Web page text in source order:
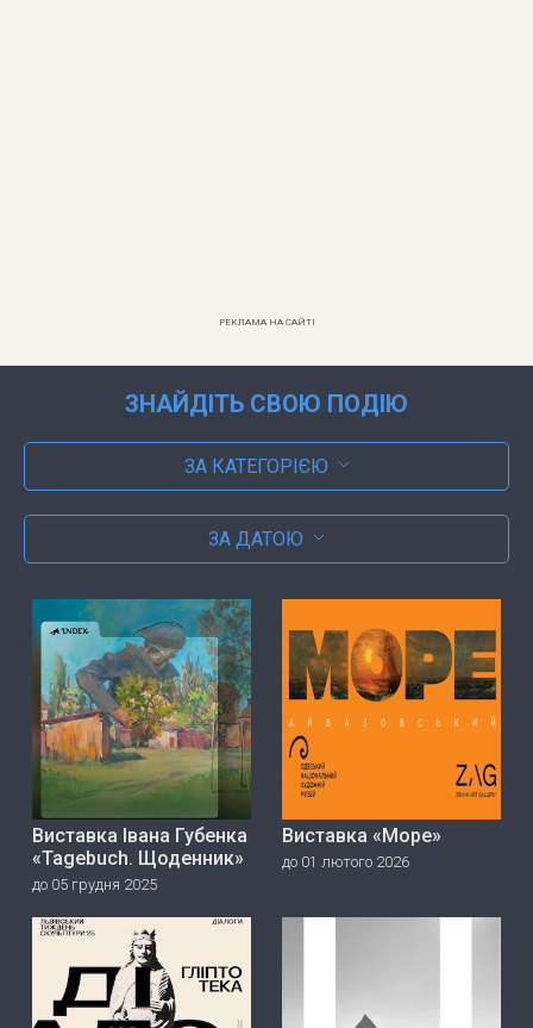
РЕКЛАМА НА САЙТІ
ЗНАЙДІТЬ СВОЮ ПОДІЮ
ЗА КАТЕГОРІЄЮ
ЗА ДАТОЮ
Виставка Івана Губенка
«Tagebuch. Щоденник»
до 05 грудня 2025
Виставка «Море»
до 01 лютого 2026